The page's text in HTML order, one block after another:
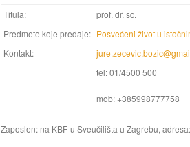
Titula:
prof. dr. sc.
Predmete koje predaje: Posvećeni život u
Kontakt:
tel: 01/4500 500
mob: +385998777758
Zaposlen: na KBF-u Sveučilišta u Zagrebu,